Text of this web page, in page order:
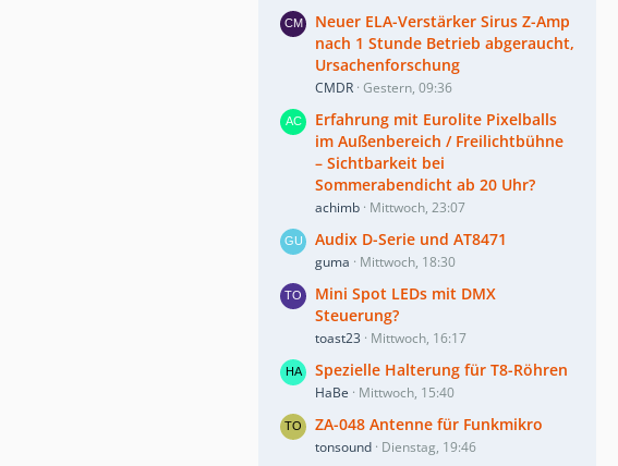
Neuer ELA-Verstärker Sirus Z-Amp
nach 1 Stunde Betrieb abgeraucht,
Ursachenforschung
CMDR Gestern, 09:36
Erfahrung mit Eurolite Pixelballs
im Außenbereich / Freilichtbühne
– Sichtbarkeit bei
Sommerabendicht ab 20 Uhr?
achimb Mittwoch, 23:07
Audix D-Serie und AT8471
guma Mittwoch, 18:30
Mini Spot LEDs mit DMX
Steuerung?
toast23 Mittwoch, 16:17
Spezielle Halterung für T8-Röhren
HaBe Mittwoch, 15:40
ZA-048 Antenne für Funkmikro
tonsound Dienstag, 19:46